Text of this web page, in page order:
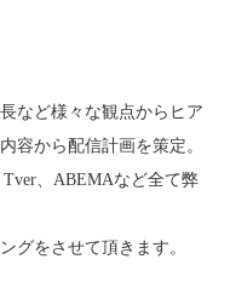
など様々な観点からヒア
容から配信計画を策定。
Tver、ABEMAなど全て弊
グをさせて頂きます。